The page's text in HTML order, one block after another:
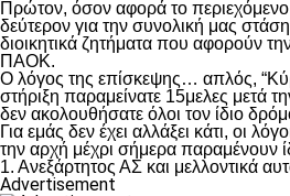
Πρώτον, όσον αφορά το περιεχόμενο
δεύτερον για την συνολική μας
διοικητικά ζητήματα που αφορούν
ΠΑΟΚ.
Ο λόγος της επίσκεψης… απλός,
στήριξη παραμείνατε 15μελες μετά
δεν ακολουθήσατε όλοι τον ίδιο
Για εμάς δεν έχει αλλάξει κάτι, οι
την αρχή μέχρι σήμερα παραμένουν
1. Ανεξάρτητος ΑΣ και μελλοντικά
Advertisement